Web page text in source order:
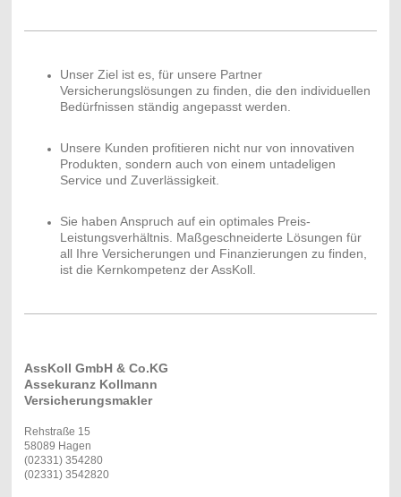
Unser Ziel ist es, für unsere Partner
Versicherungslösungen zu finden, die den individuellen
Bedürfnissen ständig angepasst werden.
Unsere Kunden profitieren nicht nur von innovativen
Produkten, sondern auch von einem untadeligen
Service und Zuverlässigkeit.
Sie haben Anspruch auf ein optimales Preis-
Leistungsverhältnis. Maßgeschneiderte Lösungen für
all Ihre Versicherungen und Finanzierungen zu finden,
ist die Kernkompetenz der AssKoll.
AssKoll GmbH & Co.KG
Assekuranz Kollmann
Versicherungsmakler
Rehstraße 15
58089 Hagen
(02331) 354280
(02331) 3542820